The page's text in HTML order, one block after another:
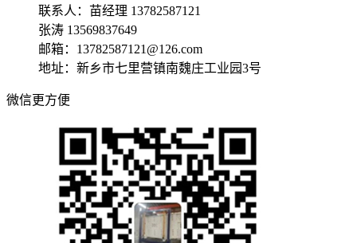
联系人：苗经理 13782587121
张涛 13569837649
邮箱：13782587121@126.com
地址：新乡市七里营镇南魏庄工业园3号
微信更方便